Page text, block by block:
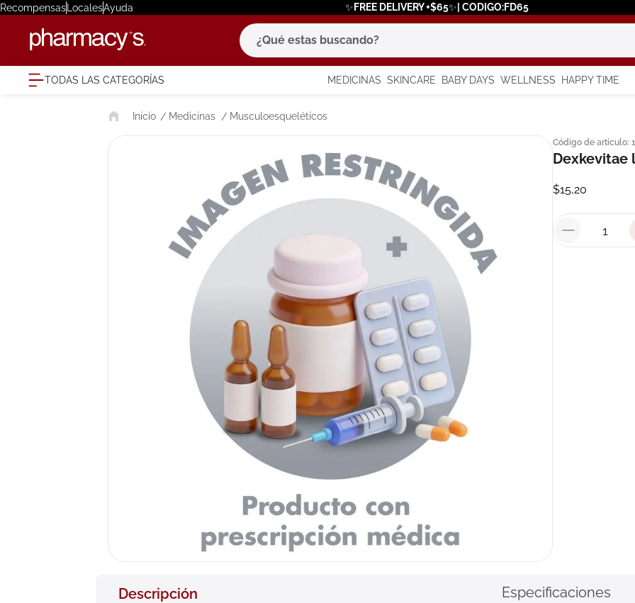
RecompensasLocalesAyuda ✨FREE DELIVERY +$65✨| CODIGO:FD65
¿Qué estas buscando?
TODAS LAS CATEGORÍAS MEDICINAS SKINCARE BABY DAYS WELLNESS HAPPY TIME
Medicinas Musculoesqueléticos
Código de artículo:
Dexkevitae
$15,20
Descripción Especificaciones
términos más buscados
1. eucerin
3. bioderma
7.
. roche posay
9. nivea
10 pañales